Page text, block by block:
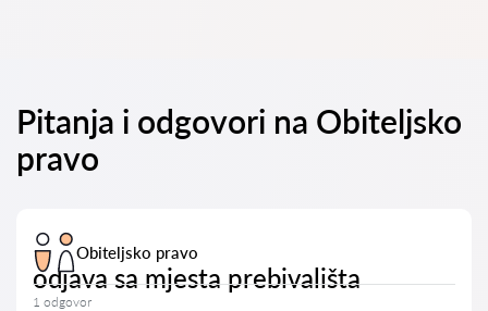
Pitanja i odgovori na Obiteljsko
pravo
Obiteljsko pravo
odjava sa mjesta prebivališta
1 odgovor